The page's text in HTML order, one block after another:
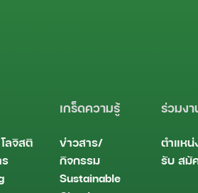
โลจิสติ
เกร็ดความรู้
ข่าวสาร/
กิจกรรม
Sustainable
ร่วมงา
ตำแหน่
รับ สมั